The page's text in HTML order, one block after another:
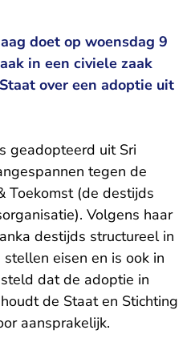
doet op woensdag 9
in een civiele zaak
over een adoptie uit
geadopteerd uit Sri
tegen de
Toekomst (de destijds
Volgens haar
destijds structureel in
eisen en is ook in
dat de adoptie in
de Staat en Stichting
aansprakelijk.